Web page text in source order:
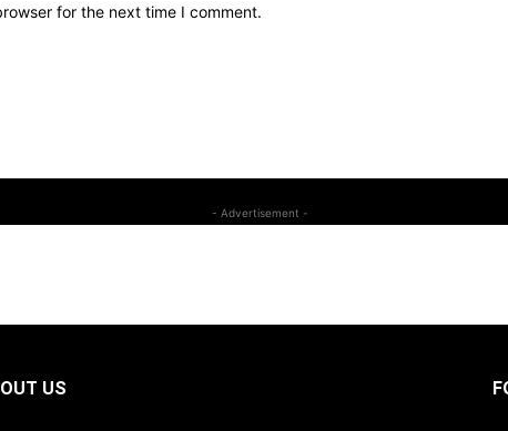
for the next time I comment.
- Advertisement -
US